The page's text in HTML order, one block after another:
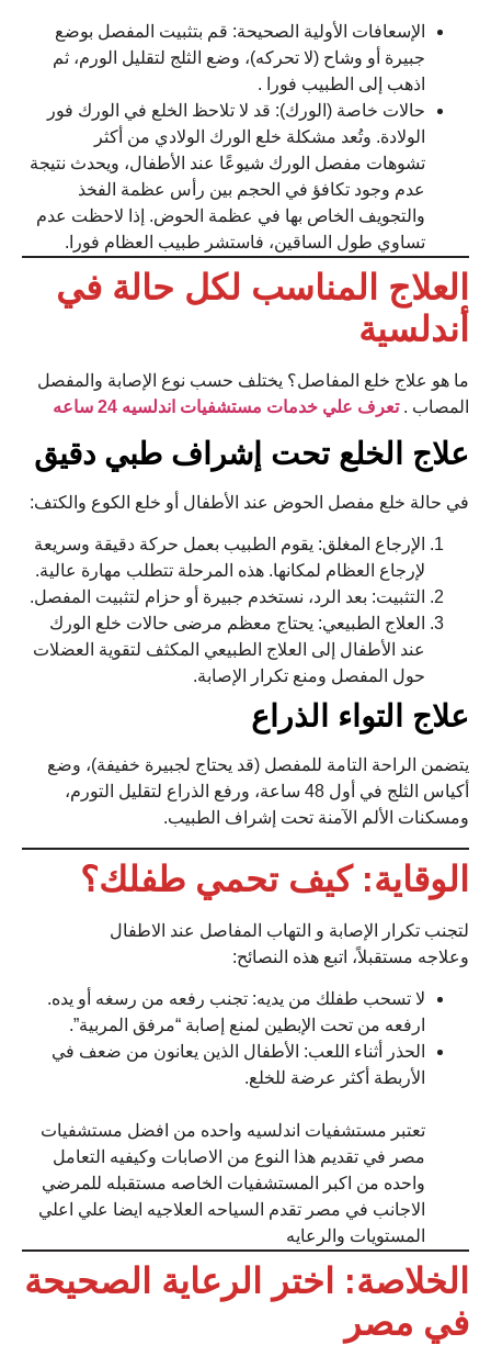
الإسعافات الأولية الصحيحة: قم بتثبيت المفصل بوضع
جبيرة أو وشاح (لا تحركه)، وضع الثلج لتقليل الورم، ثم
اذهب إلى الطبيب فورا .
حالات خاصة (الورك): قد لا تلاحظ الخلع في الورك فور
الولادة. وتُعد مشكلة خلع الورك الولادي من أكثر
تشوهات مفصل الورك شيوعًا عند الأطفال، ويحدث نتيجة
عدم وجود تكافؤ في الحجم بين رأس عظمة الفخذ
والتجويف الخاص بها في عظمة الحوض. إذا لاحظت عدم
تساوي طول الساقين، فاستشر طبيب العظام فورا.
العلاج المناسب لكل حالة في
أندلسية
ما هو علاج خلع المفاصل؟ يختلف حسب نوع الإصابة والمفصل
المصاب .تعرف علي خدمات مستشفيات اندلسيه 24 ساعه
علاج الخلع تحت إشراف طبي دقيق
في حالة خلع مفصل الحوض عند الأطفال أو خلع الكوع والكتف:
الإرجاع المغلق: يقوم الطبيب بعمل حركة دقيقة وسريعة
لإرجاع العظام لمكانها. هذه المرحلة تتطلب مهارة عالية.
التثبيت: بعد الرد، نستخدم جبيرة أو حزام لتثبيت المفصل.
العلاج الطبيعي: يحتاج معظم مرضى حالات خلع الورك
عند الأطفال إلى العلاج الطبيعي المكثف لتقوية العضلات
حول المفصل ومنع تكرار الإصابة.
علاج التواء الذراع
يتضمن الراحة التامة للمفصل (قد يحتاج لجبيرة خفيفة)، وضع
أكياس الثلج في أول 48 ساعة، ورفع الذراع لتقليل التورم،
ومسكنات الألم الآمنة تحت إشراف الطبيب.
الوقاية: كيف تحمي طفلك؟
لتجنب تكرار الإصابة و التهاب المفاصل عند الاطفال
وعلاجه مستقبلاً، اتبع هذه النصائح:
لا تسحب طفلك من يديه: تجنب رفعه من رسغه أو يده.
ارفعه من تحت الإبطين لمنع إصابة “مرفق المربية”.
الحذر أثناء اللعب: الأطفال الذين يعانون من ضعف في
الأربطة أكثر عرضة للخلع.
تعتبر مستشفيات اندلسيه واحده من افضل مستشفيات
مصر في تقديم هذا النوع من الاصابات وكيفيه التعامل
واحده من اكبر المستشفيات الخاصه مستقبله للمرضي
الاجانب في مصر تقدم السياحه العلاجيه ايضا علي اعلي
المستويات والرعايه
الخلاصة: اختر الرعاية الصحيحة
في مصر